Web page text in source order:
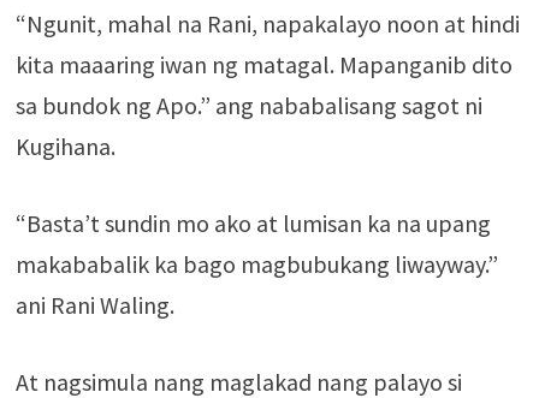
“Ngunit, mahal na Rani, napakalayo noon at hindi
kita maaaring iwan ng matagal. Mapanganib dito
sa bundok ng Apo.” ang nababalisang sagot ni
Kugihana.
“Basta’t sundin mo ako at lumisan ka na upang
makababalik ka bago magbubukang liwayway.”
ani Rani Waling.
At nagsimula nang maglakad nang palayo si